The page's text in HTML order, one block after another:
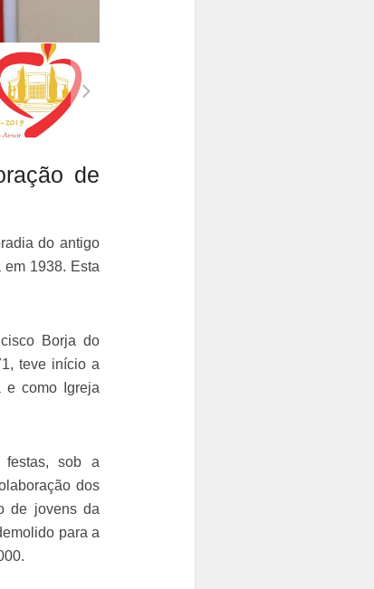
de
do antigo
1938. Esta
Borja do
teve início a
e como Igreja
sob a
dos
de jovens da
para a